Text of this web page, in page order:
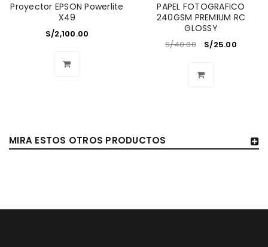
Proyector EPSON Powerlite
X49
S/2,100.00
PAPEL FOTOGRAFICO
240GSM PREMIUM RC
GLOSSY
S/40.00 S/25.00
MIRA ESTOS OTROS PRODUCTOS